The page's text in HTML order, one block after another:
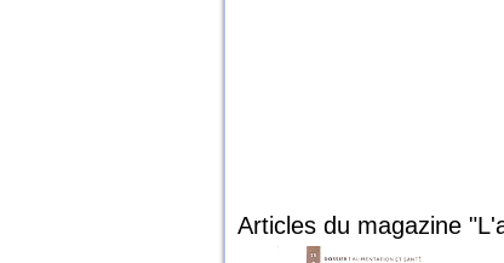
Articles du magazine